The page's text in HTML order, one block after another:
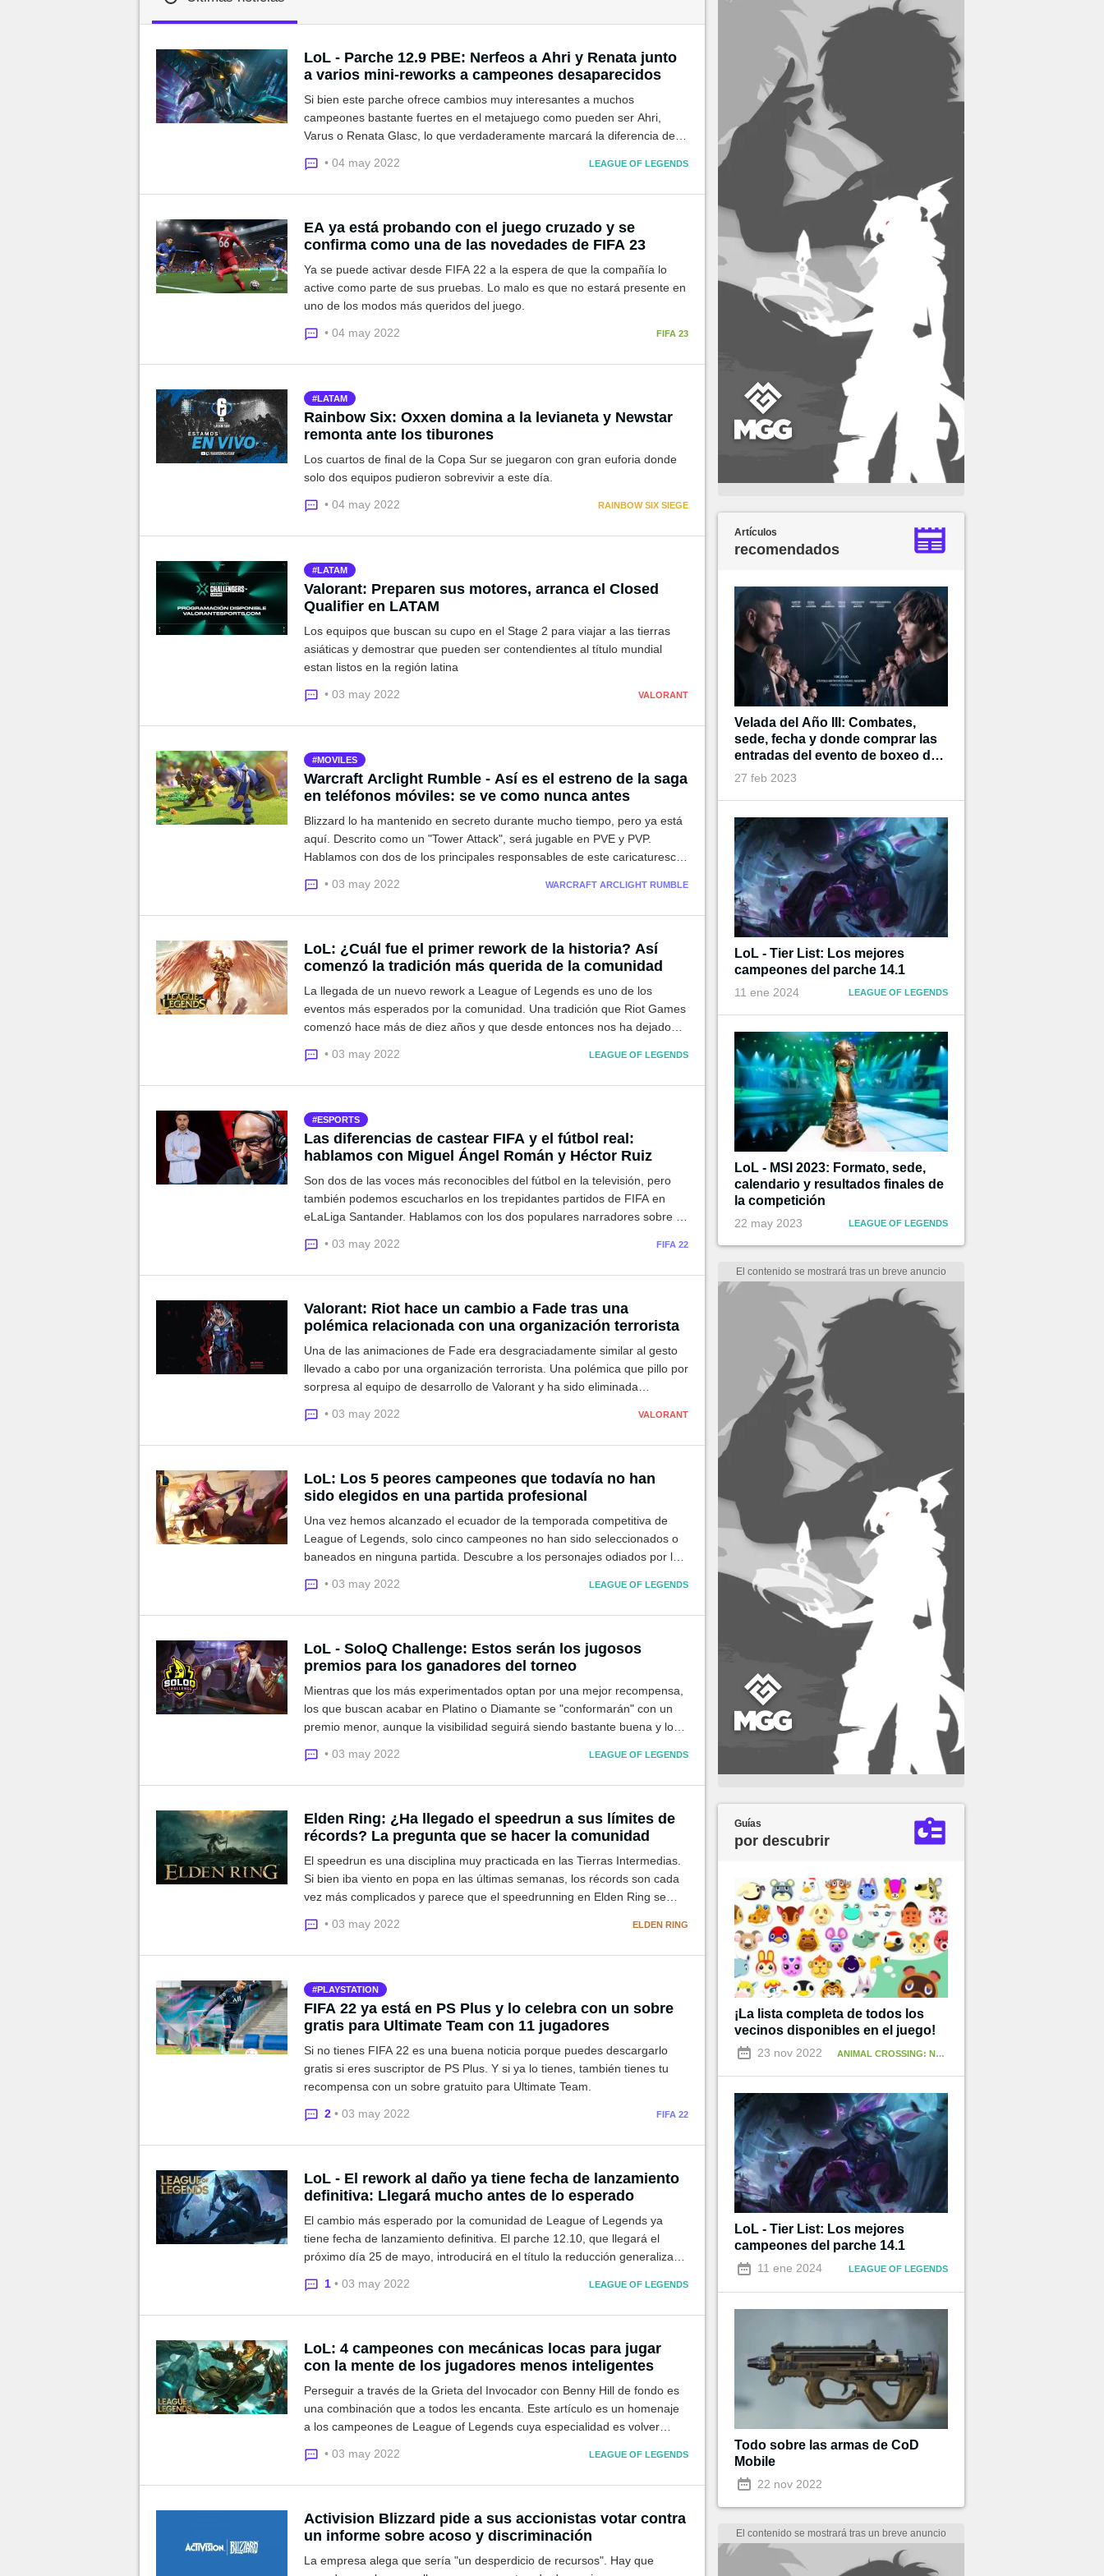
MGG
LoL - Parche 12.9 PBE: Nerfeos a Ahri y Renata junto
a varios mini-reworks a campeones desaparecidos
Si bien este parche ofrece cambios muy interesantes a muchos
campeones bastante fuertes en el metajuego como pueden ser Ahri,
Varus o Renata Glasc, lo que verdaderamente marcará la diferencia de
preparando desde hace varias semanas
• 04 may 2022 LEAGUE OF LEGENDS
EA ya está probando con el juego cruzado y se
confirma como una de las novedades de FIFA 23
Ya se puede activar desde FIFA 22 a la espera de que la compañía lo
active como parte de sus pruebas. Lo malo es que no estará presente en
uno de los modos más queridos del juego.
• 04 may 2022 FIFA 23
LATAM
Rainbow Six: Oxxen domina a la levianeta y Newstar
remonta ante los tiburones
Los cuartos de final de la Copa Sur se juegaron con gran euforia donde
solo dos equipos pudieron sobrevivir a este día.
• 04 may 2022 RAINBOW SIX SIEGE
LATAM
Valorant: Preparen sus motores, arranca el Closed
Qualifier en LATAM
Los equipos que buscan su cupo en el Stage 2 para viajar a las tierras
asiáticas y demostrar que pueden ser contendientes al título mundial
estan listos en la región latina
• 03 may 2022 VALORANT
MOVILES
Warcraft Arclight Rumble - Así es el estreno de la saga
en teléfonos móviles: se ve como nunca antes
Blizzard lo ha mantenido en secreto durante mucho tiempo, pero ya está
aquí. Descrito como un "Tower Attack", será jugable en PVE y PVP.
Hablamos con dos de los principales responsables de este caricaturesco
primer tráiler.
• 03 may 2022 WARCRAFT ARCLIGHT RUMBLE
LoL: ¿Cuál fue el primer rework de la historia? Así
comenzó la tradición más querida de la comunidad
La llegada de un nuevo rework a League of Legends es uno de los
eventos más esperados por la comunidad. Una tradición que Riot Games
comenzó hace más de diez años y que desde entonces nos ha dejado
• 03 may 2022 LEAGUE OF LEGENDS
ESPORTS
Las diferencias de castear FIFA y el fútbol real:
hablamos con Miguel Ángel Román y Héctor Ruiz
Son dos de las voces más reconocibles del fútbol en la televisión, pero
también podemos escucharlos en los trepidantes partidos de FIFA en
eLaLiga Santander. Hablamos con los dos populares narradores sobre su
• 03 may 2022 FIFA 22
Valorant: Riot hace un cambio a Fade tras una
polémica relacionada con una organización terrorista
Una de las animaciones de Fade era desgraciadamente similar al gesto
llevado a cabo por una organización terrorista. Una polémica que pillo por
sorpresa al equipo de desarrollo de Valorant y ha sido eliminada
• 03 may 2022 VALORANT
LoL: Los 5 peores campeones que todavía no han
sido elegidos en una partida profesional
Una vez hemos alcanzado el ecuador de la temporada competitiva de
League of Legends, solo cinco campeones no han sido seleccionados o
baneados en ninguna partida. Descubre a los personajes odiados por los
• 03 may 2022 LEAGUE OF LEGENDS
LoL - SoloQ Challenge: Estos serán los jugosos
premios para los ganadores del torneo
Mientras que los más experimentados optan por una mejor recompensa,
los que buscan acabar en Platino o Diamante se "conformarán" con un
premio menor, aunque la visibilidad seguirá siendo bastante buena y los
• 03 may 2022 LEAGUE OF LEGENDS
Elden Ring: ¿Ha llegado el speedrun a sus límites de
récords? La pregunta que se hacer la comunidad
El speedrun es una disciplina muy practicada en las Tierras Intermedias.
Si bien iba viento en popa en las últimas semanas, los récords son cada
vez más complicados y parece que el speedrunning en Elden Ring se
• 03 may 2022 ELDEN RING
PLAYSTATION
FIFA 22 ya está en PS Plus y lo celebra con un sobre
gratis para Ultimate Team con 11 jugadores
Si no tienes FIFA 22 es una buena noticia porque puedes descargarlo
gratis si eres suscriptor de PS Plus. Y si ya lo tienes, también tienes tu
recompensa con un sobre gratuito para Ultimate Team.
2 • 03 may 2022 FIFA 22
LoL - El rework al daño ya tiene fecha de lanzamiento
definitiva: Llegará mucho antes de lo esperado
El cambio más esperado por la comunidad de League of Legends ya
tiene fecha de lanzamiento definitiva. El parche 12.10, que llegará el
próximo día 25 de mayo, introducirá en el título la reducción generalizada
1 • 03 may 2022 LEAGUE OF LEGENDS
LoL: 4 campeones con mecánicas locas para jugar
con la mente de los jugadores menos inteligentes
Perseguir a través de la Grieta del Invocador con Benny Hill de fondo es
una combinación que a todos les encanta. Este artículo es un homenaje
a los campeones de League of Legends cuya especialidad es volver
• 03 may 2022 LEAGUE OF LEGENDS
Activision Blizzard pide a sus accionistas votar contra
un informe sobre acoso y discriminación
La empresa alega que sería "un desperdicio de recursos". Hay que
Artículos
recomendados
Velada del Año III: Combates,
sede, fecha y donde comprar las
entradas del evento de boxeo de
Ibai
27 feb 2023
LoL - Tier List: Los mejores
campeones del parche 14.1
11 ene 2024 LEAGUE OF LEGENDS
LoL - MSI 2023: Formato, sede,
calendario y resultados finales de
la competición
22 may 2023 LEAGUE OF LEGENDS
Guías
por descubrir
¡La lista completa de todos los
vecinos disponibles en el juego!
23 nov 2022 ANIMAL CROSSING: NEW HORIZONS
LoL - Tier List: Los mejores
campeones del parche 14.1
11 ene 2024 LEAGUE OF LEGENDS
Todo sobre las armas de CoD
Mobile
22 nov 2022